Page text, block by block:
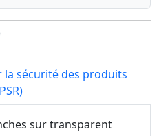
la sécurité des produits
sur transparent